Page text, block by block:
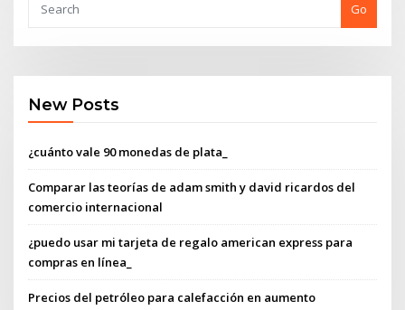
Go
New Posts
¿cuánto vale 90 monedas de plata_
Comparar las teorías de adam smith y david ricardos del
comercio internacional
¿puedo usar mi tarjeta de regalo american express para
compras en línea_
Precios del petróleo para calefacción en aumento